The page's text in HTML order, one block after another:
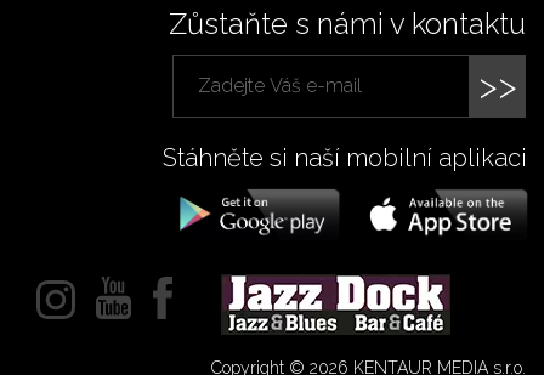
Zůstaňte s námi v kontaktu
>>
Stáhněte si naší mobilní aplikaci
Copyright © 2026 KENTAUR MEDIA s.r.o.